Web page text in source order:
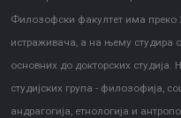
Филозофски факултет има преко
истраживача, а на њему студира
основних до докторских студија.
студијских група - филозофија,
андрагогија, етнологија и